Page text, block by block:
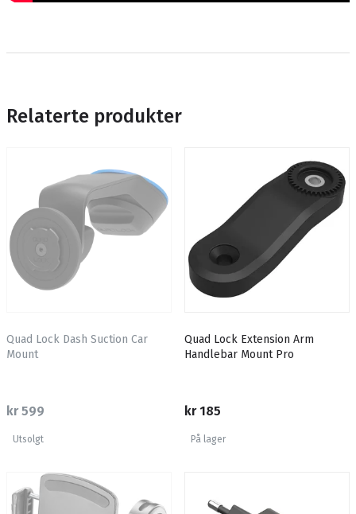
Relaterte produkter
Quad Lock Dash Suction Car
Mount
kr 599
Utsolgt
Quad Lock Extension Arm
Handlebar Mount Pro
kr 185
På lager